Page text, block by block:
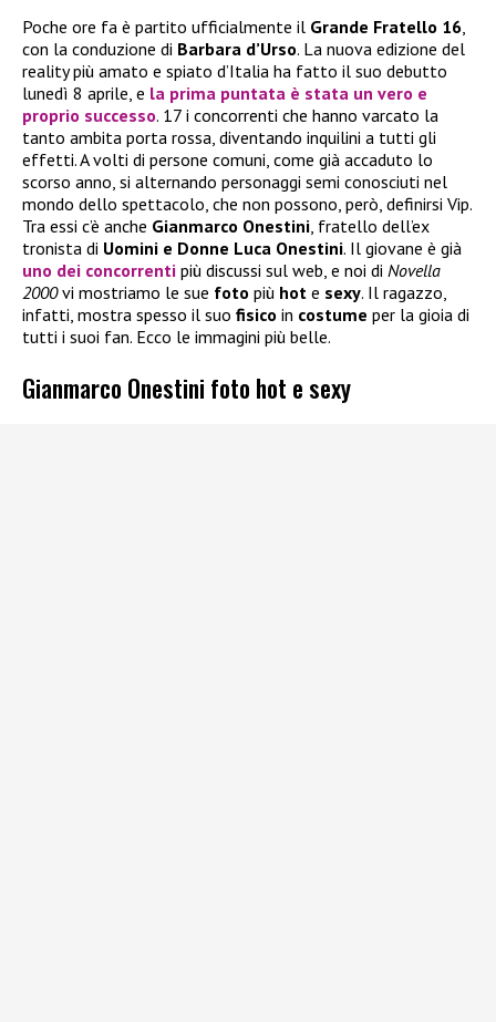
Poche ore fa è partito ufficialmente il Grande Fratello 16,
con la conduzione di Barbara d’Urso. La nuova edizione del
reality più amato e spiato d’Italia ha fatto il suo debutto
lunedì 8 aprile, e la prima puntata è stata un vero e
proprio successo. 17 i concorrenti che hanno varcato la
tanto ambita porta rossa, diventando inquilini a tutti gli
effetti. A volti di persone comuni, come già accaduto lo
scorso anno, si alternando personaggi semi conosciuti nel
mondo dello spettacolo, che non possono, però, definirsi Vip.
Tra essi c’è anche Gianmarco Onestini, fratello dell’ex
tronista di Uomini e Donne Luca Onestini. Il giovane è già
uno dei concorrenti più discussi sul web, e noi di Novella
2000vi mostriamo le sue foto più hot e sexy. Il ragazzo,
infatti, mostra spesso il suo fisico in costume per la gioia di
tutti i suoi fan. Ecco le immagini più belle.
Gianmarco Onestini foto hot e sexy